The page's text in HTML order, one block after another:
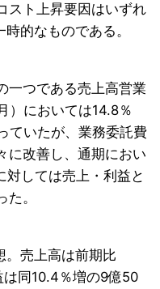
スト上昇要因はいずれ
的なものである。
一つである売上高営業
）においては14.8％
ていたが、業務委託費
に改善し、通期におい
対しては売上・利益と
。
。売上高は前期比
同10.4％増の9億50